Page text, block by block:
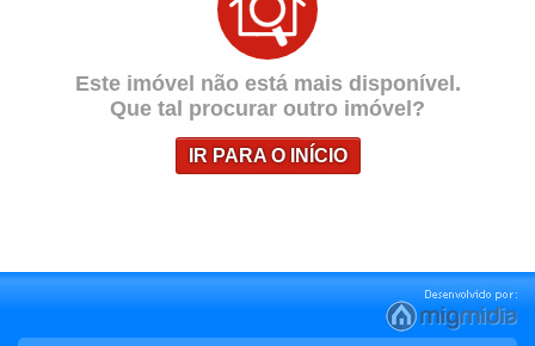
Este imóvel não está mais disponível.
Que tal procurar outro imóvel?
IR PARA O INÍCIO